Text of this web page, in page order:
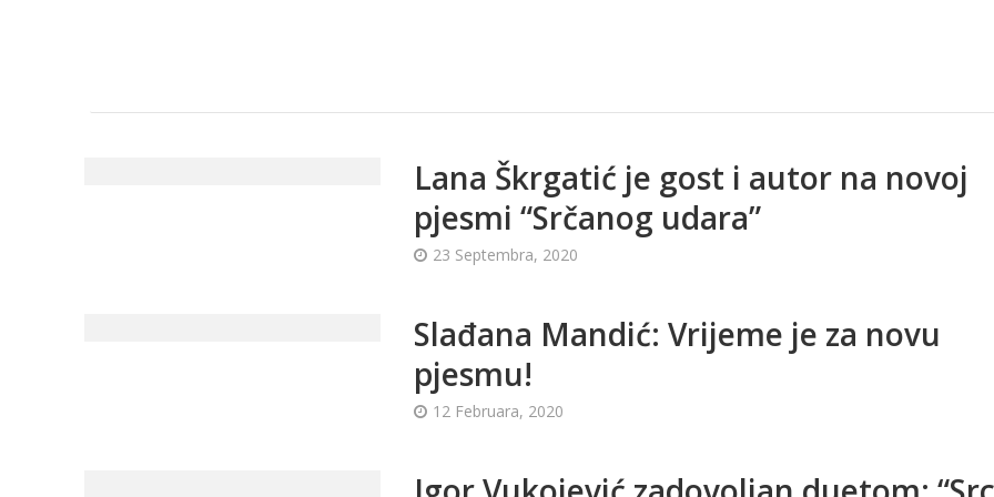
Lana Škrgatić je gost i autor na novoj
pjesmi “Srčanog udara”
23 Septembra, 2020
Slađana Mandić: Vrijeme je za novu
pjesmu!
12 Februara, 2020